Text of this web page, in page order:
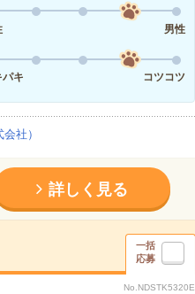
男性
パキ
コツコツ
社）
詳しく見る
一括
応募
No.NDSTK5320E